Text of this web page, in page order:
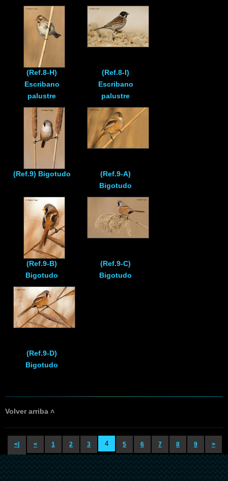
(Ref.8-H)
Escribano
palustre
(Ref.8-I)
Escribano
palustre
(Ref.9) Bigotudo
(Ref.9-A)
Bigotudo
(Ref.9-B)
Bigotudo
(Ref.9-C)
Bigotudo
(Ref.9-D)
Bigotudo
Volver arriba ˄
<| < 1 2 3 4 5 6 7 8 9 >
|>